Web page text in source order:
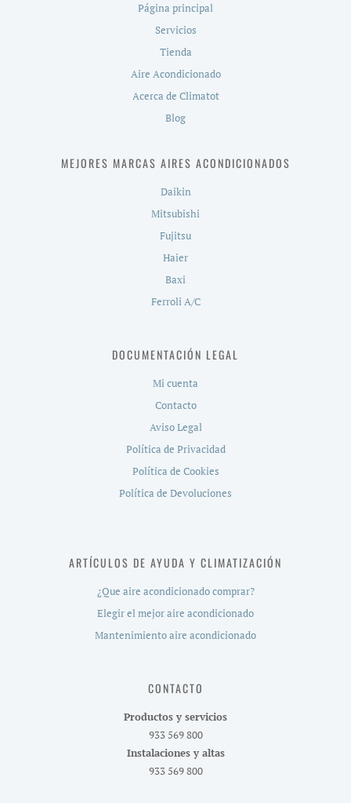
Página principal
Servicios
Tienda
Aire Acondicionado
Acerca de Climatot
Blog
MEJORES MARCAS AIRES ACONDICIONADOS
Daikin
Mitsubishi
Fujitsu
Haier
Baxi
Ferroli A/C
DOCUMENTACIÓN LEGAL
Mi cuenta
Contacto
Aviso Legal
Política de Privacidad
Política de Cookies
Política de Devoluciones
ARTÍCULOS DE AYUDA Y CLIMATIZACIÓN
¿Que aire acondicionado comprar?
Elegir el mejor aire acondicionado
Mantenimiento aire acondicionado
CONTACTO
Productos y servicios
933 569 800
Instalaciones y altas
933 569 800